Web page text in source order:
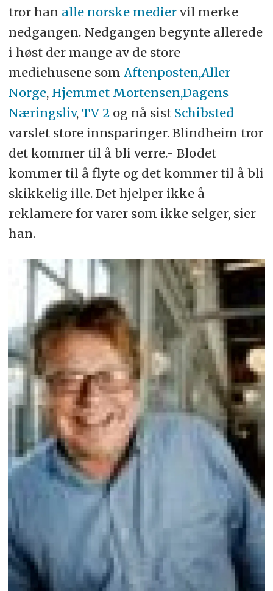
tror han alle norske mediervil merke
nedgangen. Nedgangen begynte allerede
i høst der mange av de store
mediehusene som Aftenposten,Aller
Norge, Hjemmet Mortensen,Dagens
Næringsliv, TV 2og nå sist Schibsted
varslet store innsparinger. Blindheim tror
det kommer til å bli verre.- Blodet
kommer til å flyte og det kommer til å bli
skikkelig ille. Det hjelper ikke å
reklamere for varer som ikke selger, sier
han.